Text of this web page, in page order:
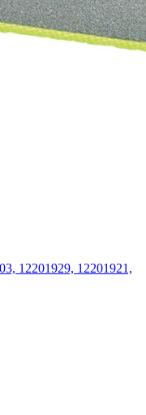
12201929, 12201921,